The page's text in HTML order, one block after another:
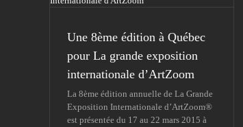
Une 8ème édition à Québec
pour La grande exposition
internationale d’ArtZoom
La 8ème édition annuelle de La Grande
Exposition Internationale d’ArtZoom®
est présentée du 17 au 22 mars 2015 à